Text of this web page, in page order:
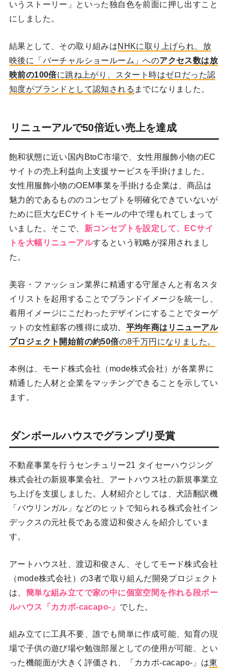
いうストーリー」といった独自色を前面に押し出すこと
にしました。
結果として、その取り組みはNHKに取り上げられ、放
映後に「バーチャルショールーム」へのアクセス数は放
映前の100倍に跳ね上がり、スタート時はゼロだった認
知度がブランドとして認知される までになりました。
リニューアルで50倍近い売上を達成
飽和状態に近い国内BtoC市場で、女性用服飾小物のEC
サイトの売上利益向上支援サービスを手掛けました。
女性用服飾小物のOEM事業を手掛ける企業は、商品は
魅力的であるもののコンセプトを明確化できていないが
ために巨大なECサイトモールの中で埋もれてしまって
いました。そこで、 新コンセプトを設定して、ECサイ
トを大幅リニューアルするという戦略が採用されまし
た。
美容・ファッション業界に精通する守屋さんと有名スタ
イリストを起用することでブランドイメージを統一し、
着用イメージにこだわったデザインにすることでターゲ
ットの女性顧客の獲得に成功。 平均年商はリニューアル
プロジェクト開始前の約50倍の8千万円になりました。
本例は、モード株式会社（mode株式会社）が各業界に
精通した人材と企業をマッチングできることを示してい
ます。
ダンボールハウスでグランプリ受賞
不動産事業を行うセンチュリー21 タイセーハウジング
株式会社の新規事業会社、アートハウス社の新規事業立
ち上げを支援しました。人材紹介としては、犬語翻訳機
「バウリンガル」などのヒットで知られる株式会社イン
デックスの元社長である渡辺和俊さんを紹介していま
す。
アートハウス社、渡辺和俊さん、そしてモード株式会社
（mode株式会社）の3者で取り組んだ開発プロジェクト
は、 簡単な組み立てで家の中に個室空間を作れる段ボー
ルハウス「カカポ-cacapo-」 でした。
組み立てに工具不要、誰でも簡単に作成可能、知育の現
場で子供の遊び場や勉強部屋としての使用が可能、とい
った機能面が大きく評価され、「カカポ-cacapo-」は東